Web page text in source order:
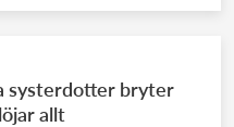
systerdotter bryter
allt